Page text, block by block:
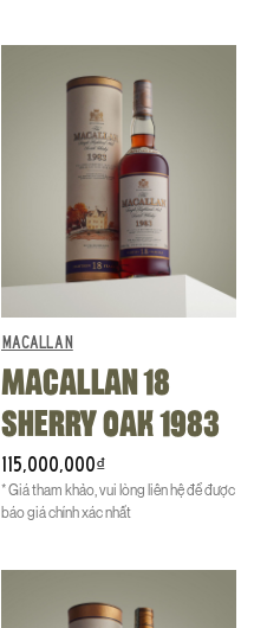
MACALLAN
MACALLAN 18
SHERRY OAK 1983
115,000,000₫
* Giá tham khảo, vui lòng liên hệ để được
báo giá chính xác nhất